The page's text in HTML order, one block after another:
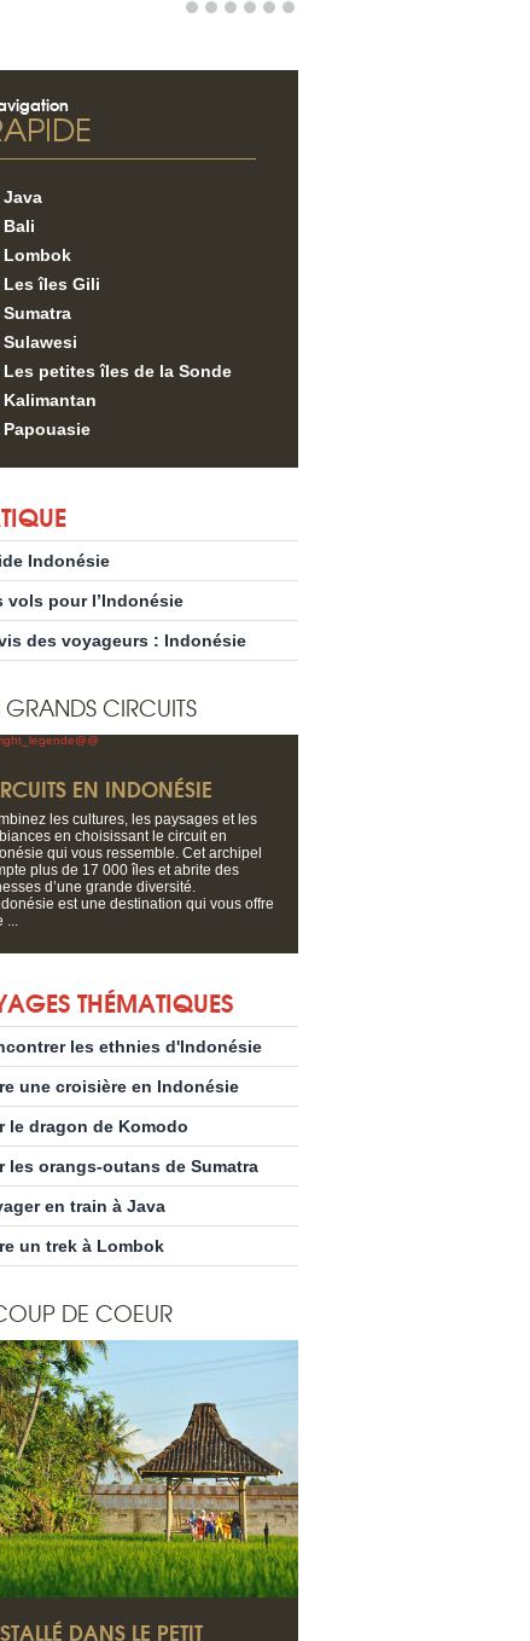
Java
Bali
Lombok
Les îles Gili
Sumatra
Sulawesi
Les petites îles de la Sonde
Kalimantan
Papouasie
Indonésie
vols pour l’Indonésie
des voyageurs : Indonésie
CIRCUITS
EN INDONÉSIE
les cultures, les paysages et les
en choisissant le circuit en
qui vous ressemble. Cet archipel
plus de 17 000 îles et abrite des
d’une grande diversité.
est une destination qui vous offre
...
THÉMATIQUES
les ethnies d'Indonésie
une croisière en Indonésie
le dragon de Komodo
les orangs-outans de Sumatra
en train à Java
un trek à Lombok
DE COEUR
DANS LE PETIT